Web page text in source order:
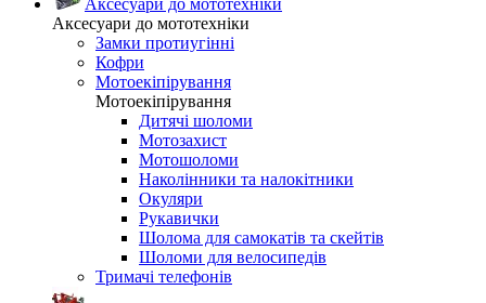
Аксесуари до мототехніки
Аксесуари до мототехніки
Замки протиугінні
Кофри
Мотоекіпірування
Мотоекіпірування
Дитячі шоломи
Мотозахист
Мотошоломи
Наколінники та налокітники
Окуляри
Рукавички
Шолома для самокатів та скейтів
Шоломи для велосипедів
Тримачі телефонів